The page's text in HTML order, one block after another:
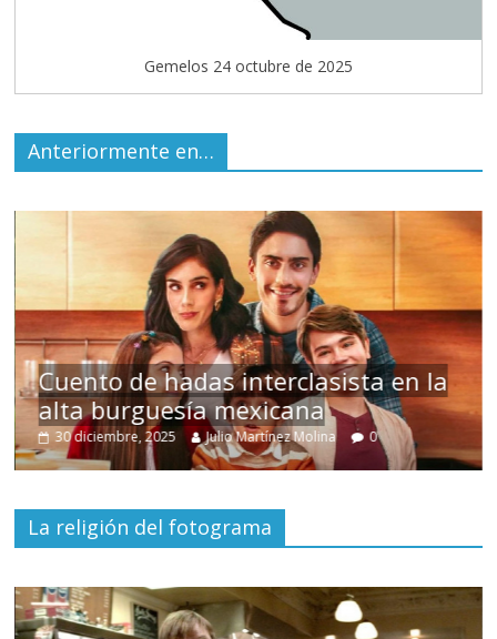
Gemelos 24 octubre de 2025
Anteriormente en…
Cuento de hadas interclasista en la
alta burguesía mexicana
30 diciembre, 2025 Julio Martínez Molina 0
La religión del fotograma